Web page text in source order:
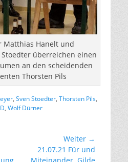
Matthias Hanelt und
überreichen einen
an den scheidenden
Thorsten Pils
, Sven Stoedter, Thorsten Pils,
, Wolf Dürner
Weiter →
Nächster
Beitrag:
21.07.21 Für und
Miteinander. Gilde